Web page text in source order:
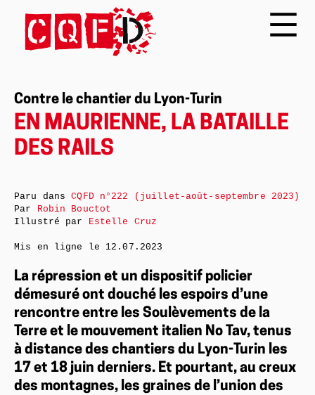
Contre le chantier du Lyon-Turin
EN MAURIENNE, LA BATAILLE
DES RAILS
La répression et un dispositif policier
démesuré ont douché les espoirs d’une
rencontre entre les Soulèvements de la
Terre et le mouvement italien No Tav, tenus
à distance des chantiers du Lyon-Turin les
17 et 18 juin derniers. Et pourtant, au creux
des montagnes, les graines de l’union des
Paru dansCQFD n°222 (juillet-août-septembre 2023)
Par Robin Bouctot
Illustré par Estelle Cruz
Mis en ligne le 12.07.2023